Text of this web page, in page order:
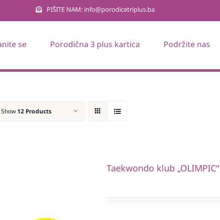
PIŠITE NAM: info@porodicetriplus.ba
se Porodična 3 plus kartica Podržite nas
Show 12 Products
Taekwondo klub „OLIMPIC“